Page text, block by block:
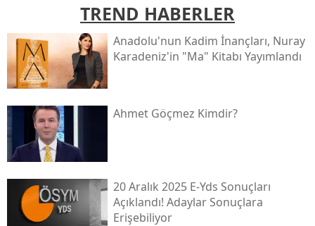
TREND HABERLER
Anadolu'nun Kadim İnançları, Nuray
Karadeniz'in "ma" Kitabı Yayımlandı
Ahmet Göçmez Kimdir?
20 Aralık 2025 E-Yds Sonuçları
Açıklandı! Adaylar Sonuçlara
Erişebiliyor